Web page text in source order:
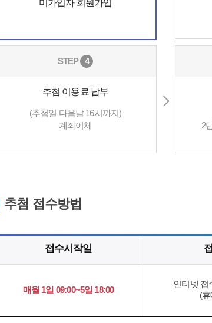
미가입자 회원가입
STEP 4
추첨 이용료 납부
(추첨일 다음날 16시까지)
계좌이체
2
추첨 접수방법
접수시작일
매월 1일 09:00~5일 18:00
인터넷 접
(